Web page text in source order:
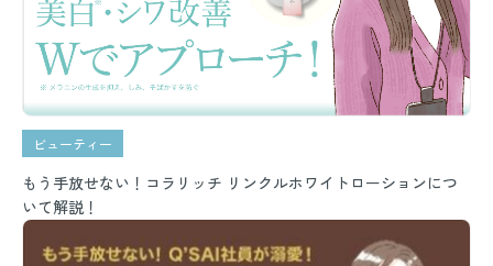
ビューティー
もう手放せない！コラリッチ リンクルホワイトローションにつ
いて解説！